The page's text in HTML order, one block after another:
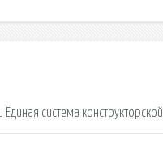
система конструкторской.